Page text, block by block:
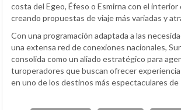
costa del Egeo, Éfeso o Esmirna con el interior
creando propuestas de viaje más variadas y
Con una programación adaptada a las
una extensa red de conexiones nacionales,
consolida como un aliado estratégico para
turoperadores que buscan ofrecer
en uno de los destinos más espectaculares de